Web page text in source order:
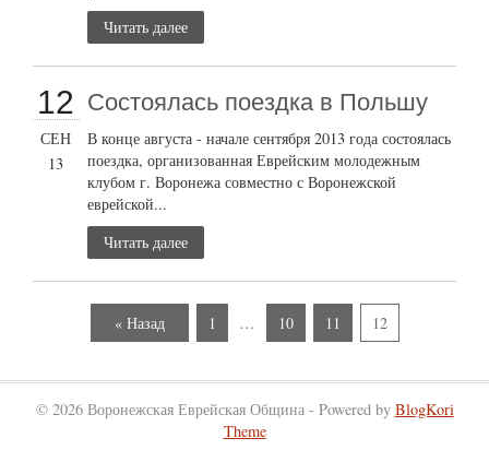
Читать далее
12
СЕН
13
Состоялась поездка в Польшу
В конце августа - начале сентября 2013 года состоялась
поездка, организованная Еврейским молодежным
клубом г. Воронежа совместно с Воронежской
еврейской...
Читать далее
« Назад 1 … 10 11 12
© 2026 Воронежская Еврейская Община - Powered by BlogKori
Theme